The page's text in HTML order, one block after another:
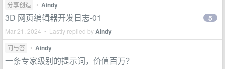
分享创造
• Aindy
3D 网页编辑器开发日志-01
Mar 21, 2024 • Lastly replied byAindy
5
问与答 • Aindy
一条专家级别的提示词，价值百万？